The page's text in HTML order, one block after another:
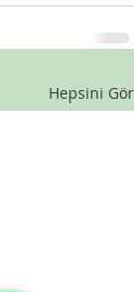
Hepsini Gör